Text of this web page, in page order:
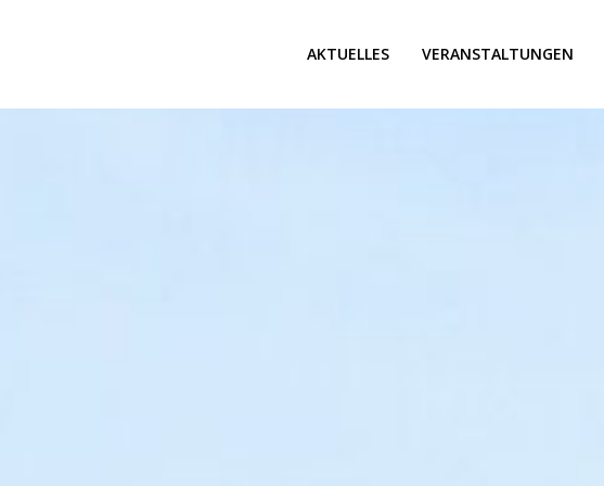
AKTUELLES VERANSTALTUNGEN